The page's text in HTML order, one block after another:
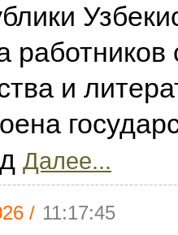
и
Далее...
/ 11:17:45